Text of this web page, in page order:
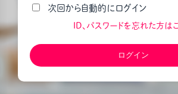
次回から自動的にログイン
ID、パスワードを忘れた方は